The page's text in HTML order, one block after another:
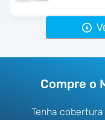
Compre o
Tenha